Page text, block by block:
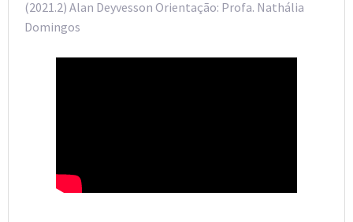
(2021.2) Alan Deyvesson Orientação: Profa. Nathália
Domingos